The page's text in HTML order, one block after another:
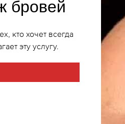
бровей
кто хочет всегда
эту услугу.